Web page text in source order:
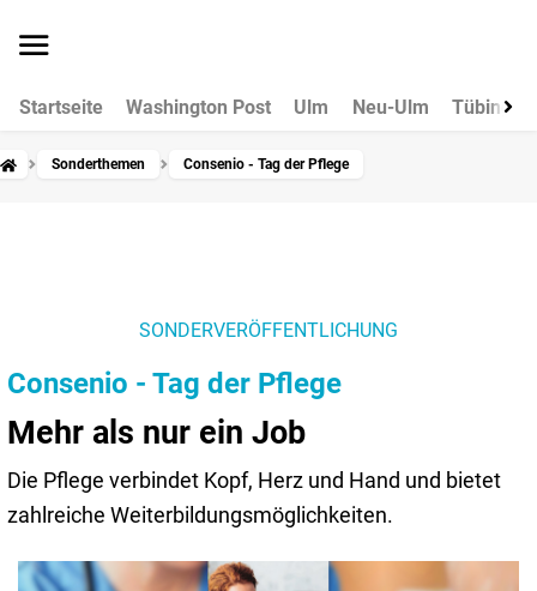
Startseite Washington Post Ulm Neu-Ulm Tübingen
Sonderthemen Consenio - Tag der Pflege
SONDERVERÖFFENTLICHUNG
Consenio - Tag der Pflege
Mehr als nur ein Job
Die Pflege verbindet Kopf, Herz und Hand und bietet
zahlreiche Weiterbildungsmöglichkeiten.